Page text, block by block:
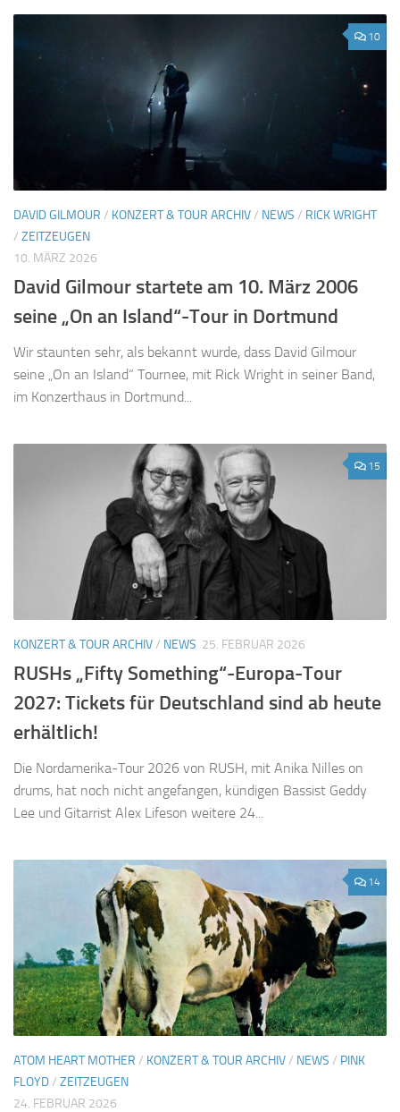
10
DAVID GILMOUR / KONZERT & TOUR ARCHIV/ NEWS / RICK WRIGHT
/ ZEITZEUGEN
10. MÄRZ 2026
David Gilmour startete am 10. März 2006
seine „On an Island“-Tour in Dortmund
Wir staunten sehr, als bekannt wurde, dass David Gilmour
seine „On an Island“ Tournee, mit Rick Wright in seiner Band,
im Konzerthaus in Dortmund...
15
KONZERT & TOUR ARCHIV/ NEWS 25. FEBRUAR 2026
RUSHs „Fifty Something“-Europa-Tour
2027: Tickets für Deutschland sind ab heute
erhältlich!
Die Nordamerika-Tour 2026 von RUSH, mit Anika Nilles on
drums, hat noch nicht angefangen, kündigen Bassist Geddy
Lee und Gitarrist Alex Lifeson weitere 24...
14
ATOM HEART MOTHER / KONZERT & TOUR ARCHIV/ NEWS / PINK
FLOYD/ ZEITZEUGEN
24. FEBRUAR 2026